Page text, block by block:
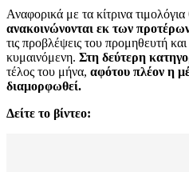
Αναφορικά με τα κίτρινα
ανακοινώνονται εκ των
τις προβλέψεις του προμηθευτή
κυμαινόμενη. Στη δεύτερη
τέλος του μήνα, αφότου πλέον η
διαμορφωθεί.
Δείτε το βίντεο: